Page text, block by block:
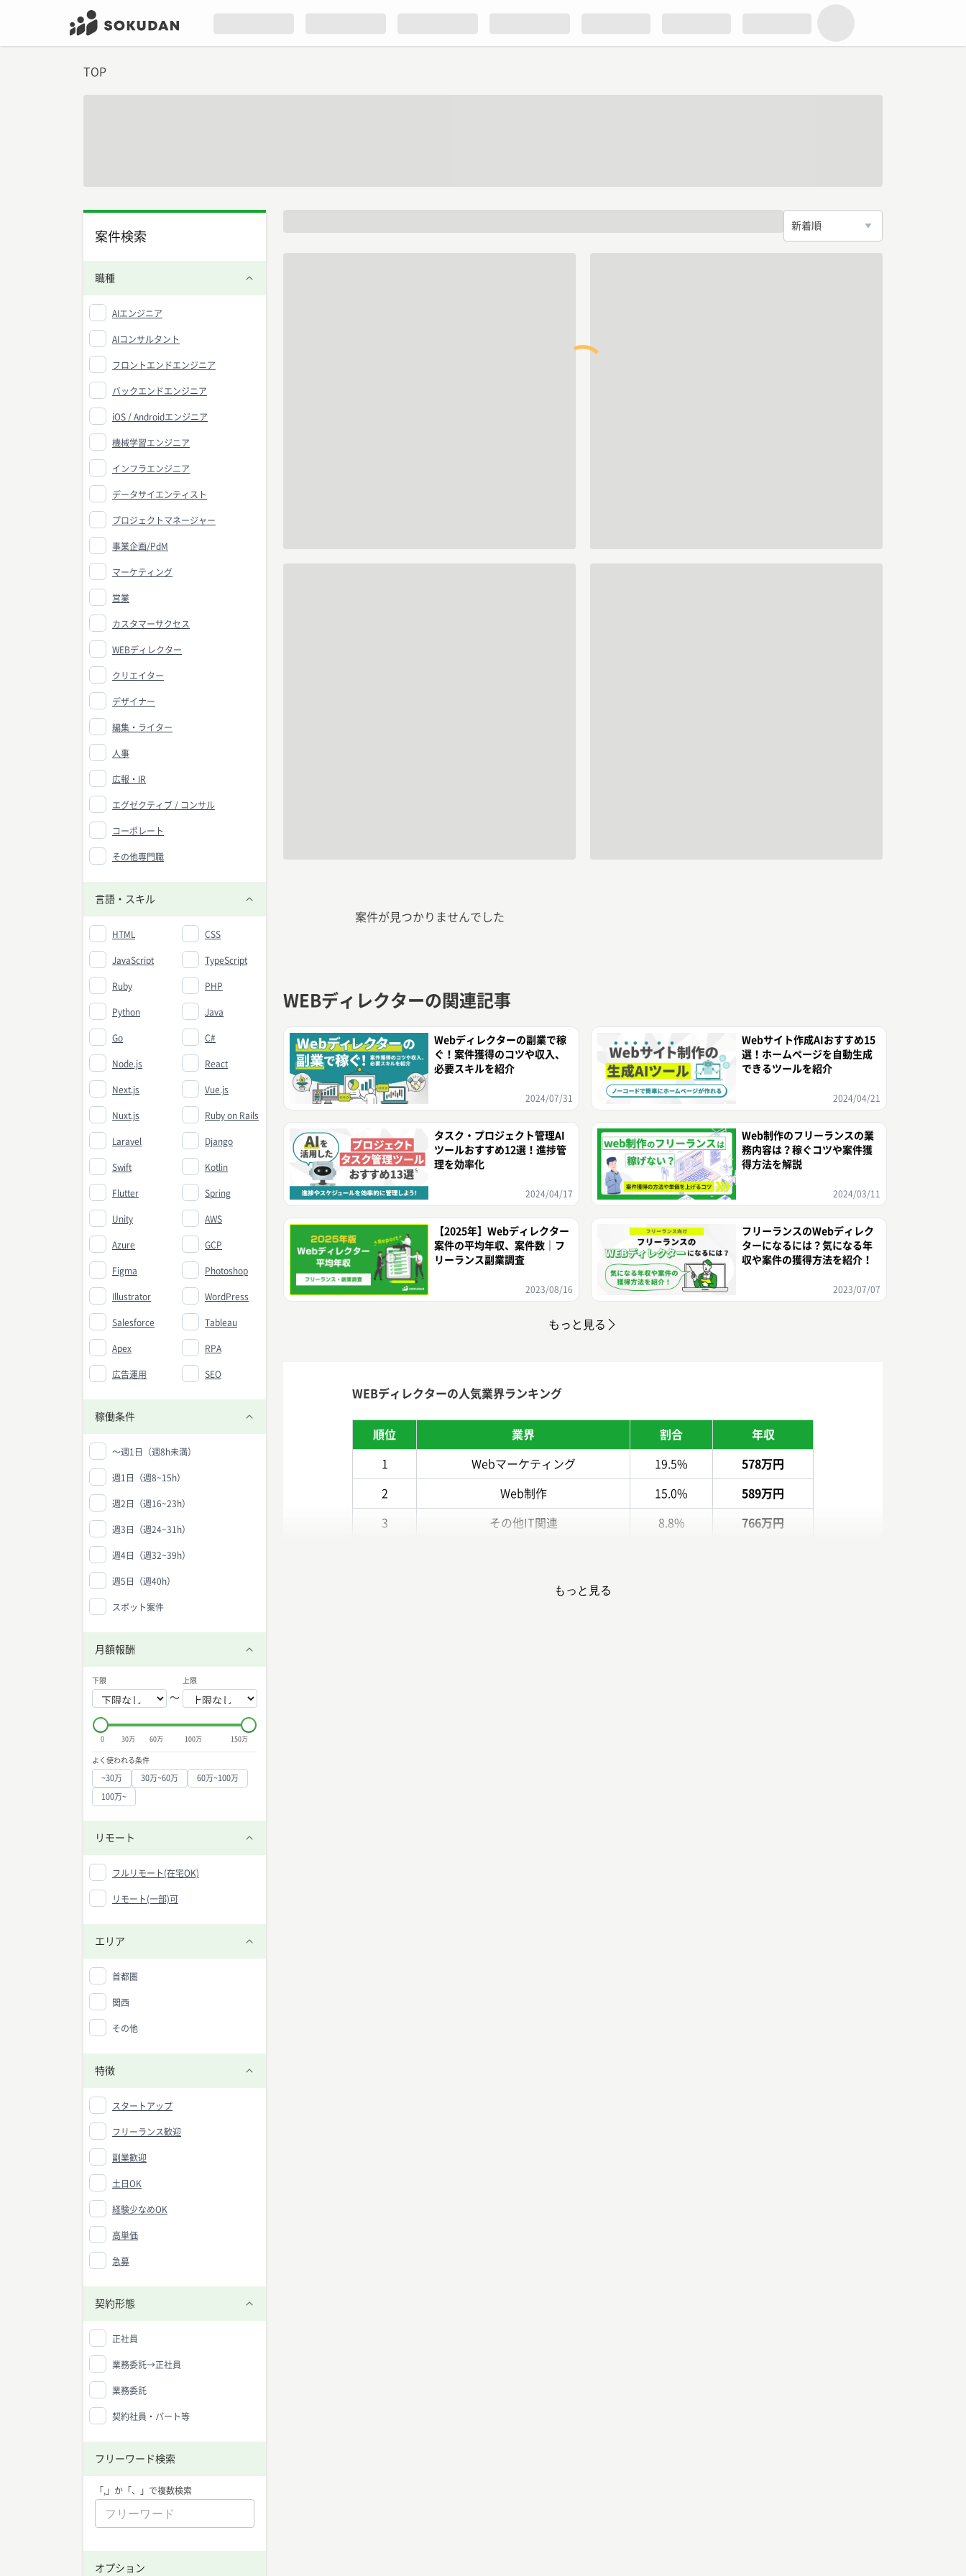
TOP
案件が見つかりませんでした
WEBディレクターの関連記事
Webディレクターの副業で稼
ぐ！案件獲得のコツや収入、
必要スキルを紹介
2024/07/31
Webサイト作成AIおすすめ15
選！ホームページを自動生成
できるツールを紹介
2024/04/21
タスク・プロジェクト管理AI
ツールおすすめ12選！進捗管
理を効率化
2024/04/17
Web制作のフリーランスの業
務内容は？稼ぐコツや案件獲
得方法を解説
2024/03/11
【2025年】Webディレクター
案件の平均年収、案件数｜フ
リーランス副業調査
2023/08/16
フリーランスのWebディレク
ターになるには？気になる年
収や案件の獲得方法を紹介！
2023/07/07
もっと見る
WEBディレクターの人気業界ランキング
順位 業界 割合 年収
1 Webマーケティング 19.5% 578万円
2 Web制作 15.0% 589万円
3 その他IT関連 8.8% 766万円
もっと見る
案件検索
職種
AIエンジニア
AIコンサルタント
フロントエンドエンジニア
バックエンドエンジニア
iOS / Androidエンジニア
機械学習エンジニア
インフラエンジニア
データサイエンティスト
プロジェクトマネージャー
事業企画/PdM
マーケティング
営業
カスタマーサクセス
WEBディレクター
クリエイター
デザイナー
編集・ライター
人事
広報・IR
エグゼクティブ / コンサル
コーポレート
その他専門職
言語・スキル
HTML CSS
JavaScript TypeScript
Ruby PHP
Python Java
Go C#
Node.js React
Next.js Vue.js
Nuxt.js Ruby on Rails
Laravel Django
Swift Kotlin
Flutter Spring
Unity AWS
Azure GCP
Figma Photoshop
Illustrator WordPress
Salesforce Tableau
Apex RPA
広告運用 SEO
稼働条件
〜週1日（週8h未満）
週1日（週8~15h）
週2日（週16~23h）
週3日（週24~31h）
週4日（週32~39h）
週5日（週40h）
スポット案件
月額報酬
下限
〜
上限
0 30万 60万 100万 150万
よく使われる条件
~30万 30万~60万 60万~100万
100万~
リモート
フルリモート(在宅OK)
リモート(一部)可
エリア
首都圏
関西
その他
特徴
スタートアップ
フリーランス歓迎
副業歓迎
土日OK
経験少なめOK
高単価
急募
契約形態
正社員
業務委託→正社員
業務委託
契約社員・パート等
フリーワード検索
「,」か「、」で複数検索
オプション